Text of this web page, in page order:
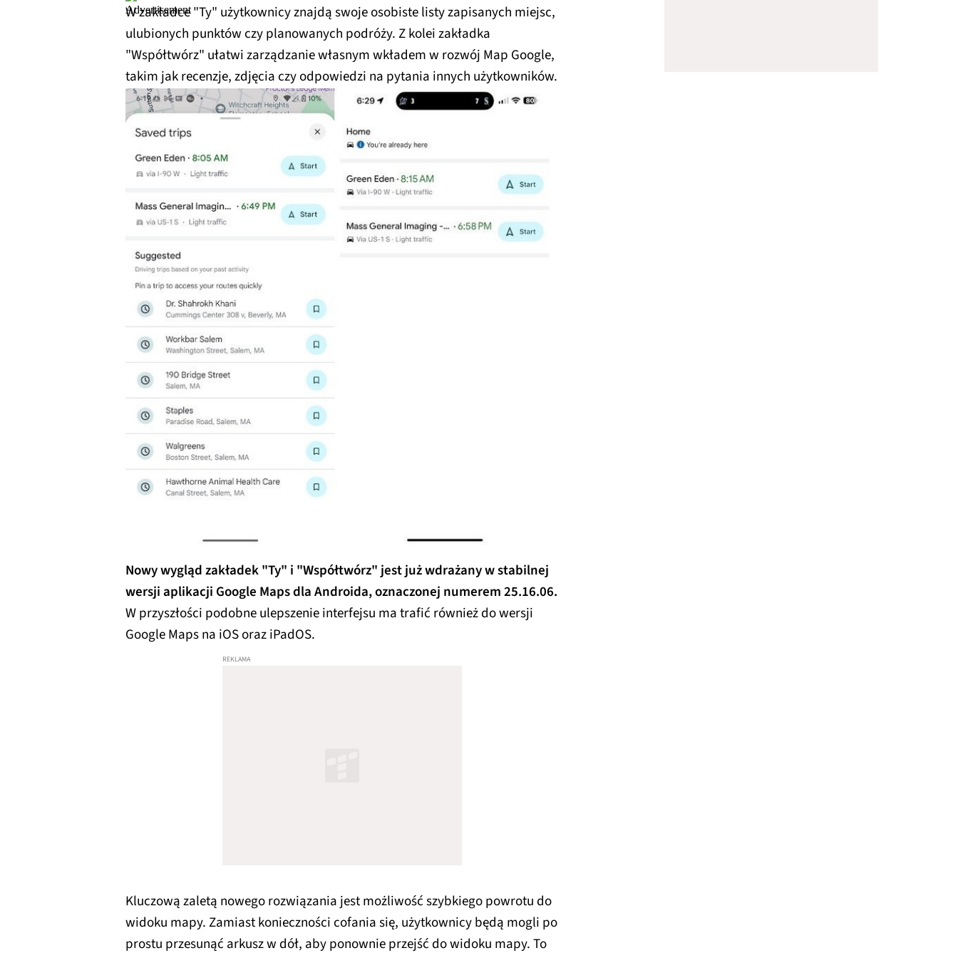
topograficznych
W zakładce "Ty" użytkownicy znajdą swoje osobiste listy zapisanych miejsc,
ulubionych punktów czy planowanych podróży. Z kolei zakładka
"Współtwórz" ułatwi zarządzanie własnym wkładem w rozwój Map Google,
takim jak recenzje, zdjęcia czy odpowiedzi na pytania innych użytkowników.
Nowy wygląd zakładek "Ty" i "Współtwórz" jest już wdrażany w stabilnej
wersji aplikacji Google Maps dla Androida, oznaczonej numerem 25.16.06.
W przyszłości podobne ulepszenie interfejsu ma trafić również do wersji
Google Maps na iOS oraz iPadOS.
Kluczową zaletą nowego rozwiązania jest możliwość szybkiego powrotu do
widoku mapy. Zamiast konieczności cofania się, użytkownicy będą mogli po
prostu przesunąć arkusz w dół, aby ponownie przejść do widoku mapy. To